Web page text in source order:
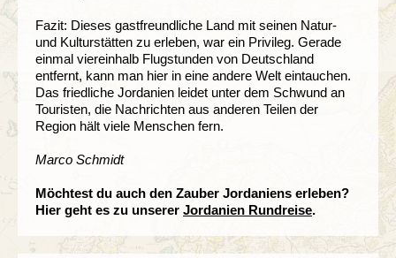
Fazit: Dieses gastfreundliche Land mit seinen Natur-
und Kulturstätten zu erleben, war ein Privileg. Gerade
einmal viereinhalb Flugstunden von Deutschland
entfernt, kann man hier in eine andere Welt eintauchen.
Das friedliche Jordanien leidet unter dem Schwund an
Touristen, die Nachrichten aus anderen Teilen der
Region hält viele Menschen fern.
Marco Schmidt
Möchtest du auch den Zauber Jordaniens erleben?
Hier geht es zu unserer Jordanien Rundreise.